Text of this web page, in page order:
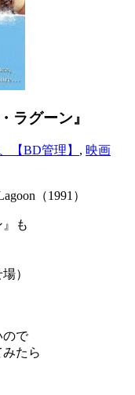
ラグーン』
【BD管理】 , 映画
（1991）
も
）
ので
たら